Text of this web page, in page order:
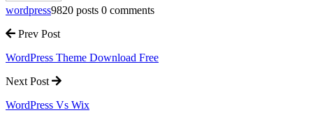
wordpress9820 posts 0 comments
Prev Post
WordPress Theme Download Free
Next Post
WordPress Vs Wix